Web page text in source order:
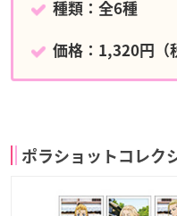
種類：全6種
価格：1,320円（
ポラショットコレク